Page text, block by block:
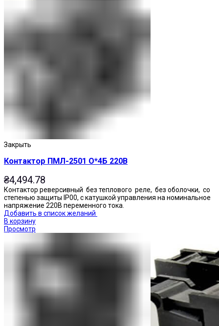
Кнопки нажимные
Закрыть
Контактор ПМЛ-2501 О*4Б 220В
₴4,494.78
Контактор реверсивный без теплового реле, без оболочки, со
степенью защиты IP00, с катушкой управления на номинальное
напряжение 220В переменного тока.
Добавить в список желаний
В корзину
Просмотр